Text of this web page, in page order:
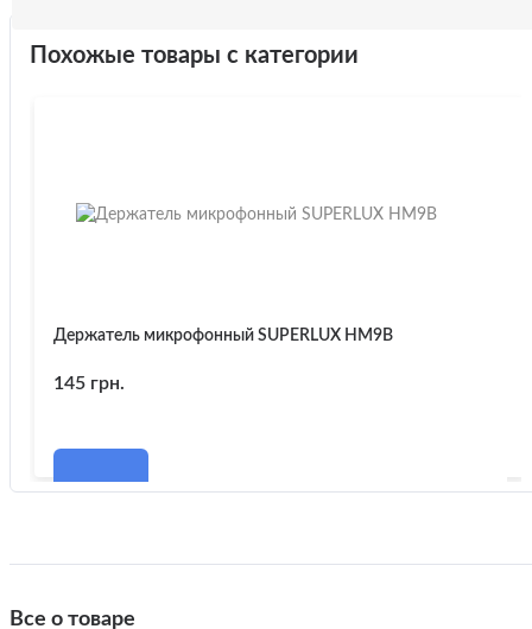
Похожые товары с категории
Держатель микрофонный SUPERLUX HM9B
145 грн.
Все о товаре